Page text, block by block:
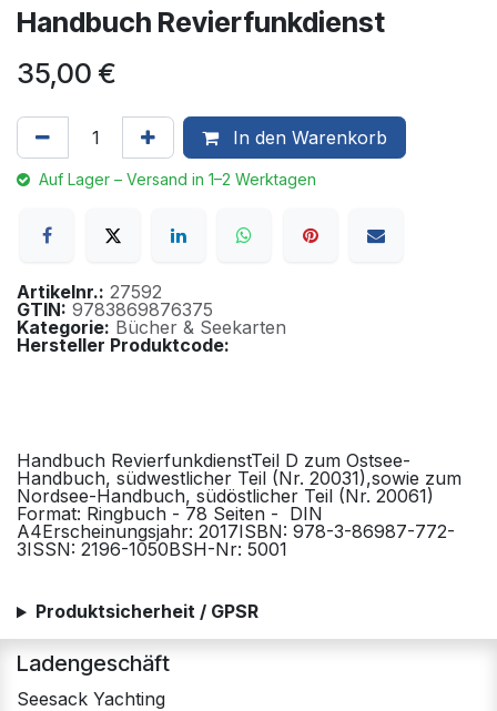
Handbuch Revierfunkdienst
35,00 €
In den Warenkorb
Auf Lager – Versand in 1–2 Werktagen
Artikelnr.: 27592
GTIN: 9783869876375
Kategorie: Bücher & Seekarten
Hersteller Produktcode:
Handbuch RevierfunkdienstTeil D zum Ostsee-
Handbuch, südwestlicher Teil (Nr. 20031),sowie zum
Nordsee-Handbuch, südöstlicher Teil (Nr. 20061)
Format: Ringbuch - 78 Seiten - DIN
A4Erscheinungsjahr: 2017ISBN: 978-3-86987-772-
3ISSN: 2196-1050BSH-Nr: 5001
Produktsicherheit / GPSR
Ladengeschäft
Seesack Yachting